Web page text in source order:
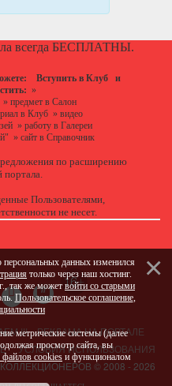
всегда БЕСПЛАТНЫ.
Вступить в Клуб
и
»
предмет в Салон
в Клуб» видео
» работу в Галереи
» сайт в Справочник
по расширению
портала.
Пользователями,
не несет.
!!! РЕКЛАМА НА ПОРТАЛЕ
УСЛОВИЯ ИСПОЛЬЗОВАНИЯ
© 2008 - 2026
данных изменился
только через наш хостинг.
так же может войти со старыми
Пользовательское соглашение,
метрические системы (далее
просмотр сайта, вы
файлов cookies и функционалом